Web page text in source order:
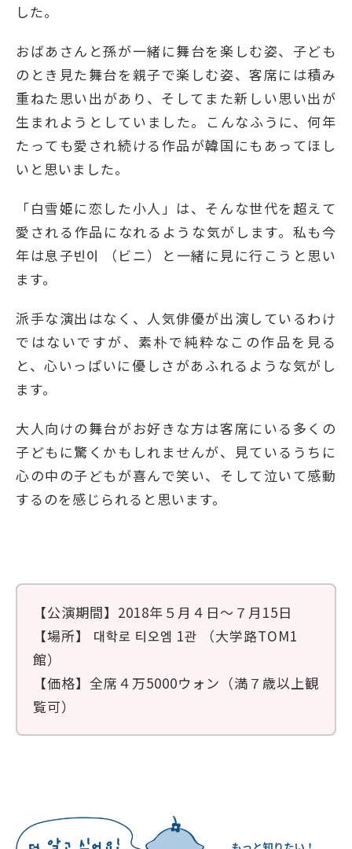
した。
おばあさんと孫が一緒に舞台を楽しむ姿、子ども
のとき見た舞台を親子で楽しむ姿、客席には積み
重ねた思い出があり、そしてまた新しい思い出が
生まれようとしていました。こんなふうに、何年
たっても愛され続ける作品が韓国にもあってほし
いと思いました。
「白雪姫に恋した小人」は、そんな世代を超えて
愛される作品になれるような気がします。私も今
年は息子빈이 （ビニ）と一緒に見に行こうと思い
ます。
派手な演出はなく、人気俳優が出演しているわけ
ではないですが、素朴で純粋なこの作品を見る
と、心いっぱいに優しさがあふれるような気がし
ます。
大人向けの舞台がお好きな方は客席にいる多くの
子どもに驚くかもしれませんが、見ているうちに
心の中の子どもが喜んで笑い、そして泣いて感動
するのを感じられると思います。
【公演期間】2018年５月４日〜７月15日
【場所】 대학로 티오엠 1관 （大学路TOM1
館）
【価格】全席４万5000ウォン（満７歳以上観
覧可）